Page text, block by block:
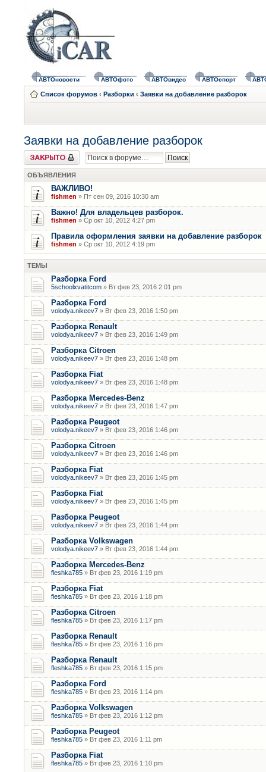
АВТОновости АВТОфото АВТОвидео АВТОспорт
Список форумов ‹ Разборки ‹ Заявки на добавление разборок
Заявки на добавление разборок
Форум закрыт
ОБЪЯВЛЕНИЯ
ВАЖЛИВО!
fishmen » Пт сен 09, 2016 10:30 am
Важно! Для владельцев разборок.
fishmen » Ср окт 10, 2012 4:27 pm
Правила оформления заявки на добавление разборок
fishmen » Ср окт 10, 2012 4:19 pm
ТЕМЫ
Разборка Ford
5schoolxvatitcom » Вт фев 23, 2016 2:01 pm
Разборка Ford
volodya.nikeev7 » Вт фев 23, 2016 1:50 pm
Разборка Renault
volodya.nikeev7 » Вт фев 23, 2016 1:49 pm
Разборка Citroen
volodya.nikeev7 » Вт фев 23, 2016 1:48 pm
Разборка Fiat
volodya.nikeev7 » Вт фев 23, 2016 1:48 pm
Разборка Mercedes-Benz
volodya.nikeev7 » Вт фев 23, 2016 1:47 pm
Разборка Peugeot
volodya.nikeev7 » Вт фев 23, 2016 1:46 pm
Разборка Citroen
volodya.nikeev7 » Вт фев 23, 2016 1:46 pm
Разборка Fiat
volodya.nikeev7 » Вт фев 23, 2016 1:45 pm
Разборка Fiat
volodya.nikeev7 » Вт фев 23, 2016 1:45 pm
Разборка Peugeot
volodya.nikeev7 » Вт фев 23, 2016 1:44 pm
Разборка Volkswagen
volodya.nikeev7 » Вт фев 23, 2016 1:44 pm
Разборка Mercedes-Benz
fleshka785 » Вт фев 23, 2016 1:19 pm
Разборка Fiat
fleshka785 » Вт фев 23, 2016 1:18 pm
Разборка Citroen
fleshka785 » Вт фев 23, 2016 1:17 pm
Разборка Renault
fleshka785 » Вт фев 23, 2016 1:16 pm
Разборка Renault
fleshka785 » Вт фев 23, 2016 1:15 pm
Разборка Ford
fleshka785 » Вт фев 23, 2016 1:14 pm
Разборка Volkswagen
fleshka785 » Вт фев 23, 2016 1:12 pm
Разборка Peugeot
fleshka785 » Вт фев 23, 2016 1:11 pm
Разборка Fiat
fleshka785 » Вт фев 23, 2016 1:10 pm